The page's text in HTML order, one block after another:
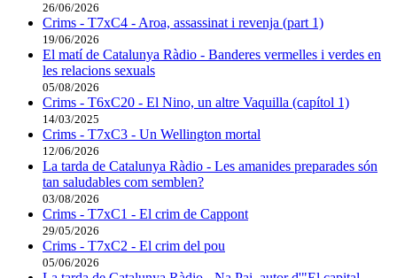
26/06/2026
Crims - T7xC4 - Aroa, assassinat i revenja (part 1)
19/06/2026
El matí de Catalunya Ràdio - Banderes vermelles i verdes en
les relacions sexuals
05/08/2026
Crims - T6xC20 - El Nino, un altre Vaquilla (capítol 1)
14/03/2025
Crims - T7xC3 - Un Wellington mortal
12/06/2026
La tarda de Catalunya Ràdio - Les amanides preparades són
tan saludables com semblen?
03/08/2026
Crims - T7xC1 - El crim de Cappont
29/05/2026
Crims - T7xC2 - El crim del pou
05/06/2026